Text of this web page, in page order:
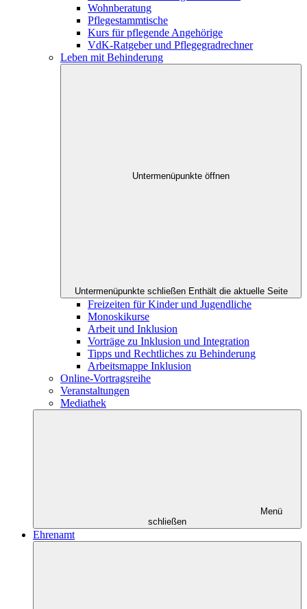
Wohnberatung
Pflegestammtische
Kurs für pflegende Angehörige
VdK-Ratgeber und Pflegegradrechner
Leben mit Behinderung
Untermenüpunkte öffnen
Untermenüpunkte schließen Enthält die aktuelle Seite
Freizeiten für Kinder und Jugendliche
Monoskikurse
Arbeit und Inklusion
Vorträge zu Inklusion und Integration
Tipps und Rechtliches zu Behinderung
Arbeitsmappe Inklusion
Online-Vortragsreihe
Veranstaltungen
Mediathek
Menü
schließen
Ehrenamt